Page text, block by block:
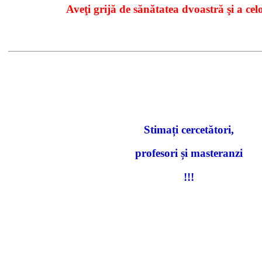
Aveţi grijă de sănătatea dvoastră şi a
Stimați cercetători,
profesori și masteranzi
!!!